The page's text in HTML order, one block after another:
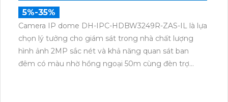
5%-35%
Camera IP dome DH-IPC-HDBW3249R-ZAS-IL là lựa
chọn lý tưởng cho giám sát trong nhà chất lượng
hình ảnh 2MP sắc nét và khả năng quan sát ban
đêm có màu nhờ hồng ngoại 50m cùng đèn trợ